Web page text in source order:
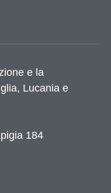
e la
Lucania e
184